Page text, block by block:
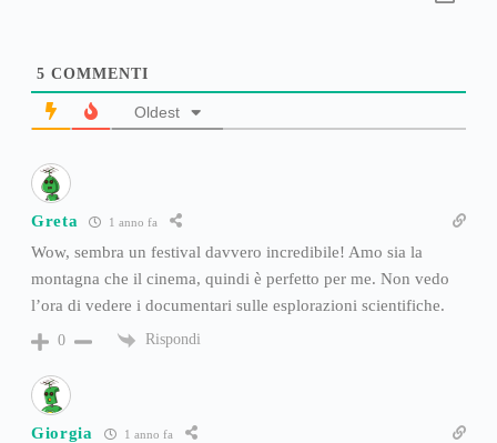
5 COMMENTI
Oldest
Greta 1 anno fa
Wow, sembra un festival davvero incredibile! Amo sia la
montagna che il cinema, quindi è perfetto per me. Non vedo
l’ora di vedere i documentari sulle esplorazioni scientifiche.
0 Rispondi
Giorgia 1 anno fa